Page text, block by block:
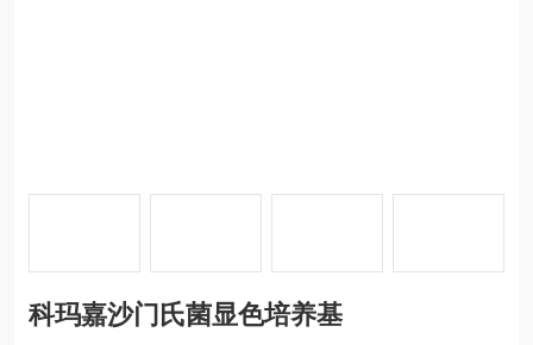
科玛嘉沙门氏菌显色培养基